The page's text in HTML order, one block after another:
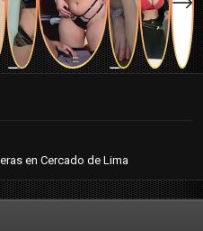
en Cercado de Lima